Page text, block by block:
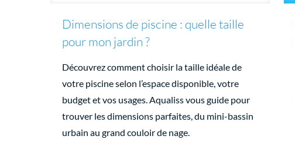
Dimensions de piscine : quelle taille
pour mon jardin ?
Découvrez comment choisir la taille idéale de
votre piscine selon l’espace disponible, votre
budget et vos usages. Aqualiss vous guide pour
trouver les dimensions parfaites, du mini-bassin
urbain au grand couloir de nage.